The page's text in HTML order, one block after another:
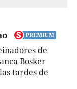
de
Bosker
tardes de